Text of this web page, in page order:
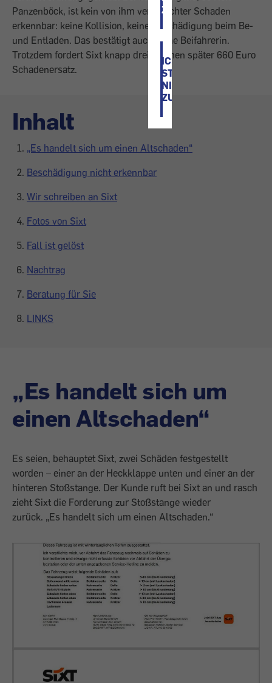
ZU
ICH
STIMME
NICHT
ZU
Panzenböck, ist kein von ihm verursachter Schaden
erkennbar: keine Kollision, keine Beschädigung beim Be-
und Entladen. Das bestätigt auch seine Beifahrerin.
Trotzdem fordert Sixt knapp drei Wochen später 660 Euro
Schadenersatz.
Inhalt
„Es handelt sich um einen Altschaden“
Beschädigung nicht erkennbar
Wir schreiben an Sixt
Fotos von Sixt
Fall ist gelöst
Nachtrag
Beratung für Sie
LINKS
„Es handelt sich um
einen Altschaden“
Es seien, behauptet Sixt, zwei Schäden festgestellt
worden – einer an der Heckklappe unten und einer an der
hinteren Stoßstange. Der Kunde ruft bei Sixt an und rasch
zieht Sixt die Forderung zur Stoßstange wieder
zurück. „Es handelt sich um einen Altschaden.“